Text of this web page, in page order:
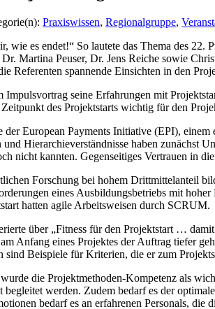
Praxiswissen, Regionalgruppe,
wie es endet!“ So lautete das Thema des
Martina Peuser, Dr. Jens Reiche sowie
Referenten spannende Einsichten in den
seine Erfahrungen mit
des Projektstarts wichtig für den
der European Payments Initiative (EPI),
Hierarchieverständnisse haben zunächst
nicht kannten. Gegenseitiges Vertrauen in
Forschung bei hohem Drittmittelanteil
eines Ausbildungsbetriebs mit
hatten agile Arbeitsweisen durch SCRUM.
über „Fitness für den Projektstart …
Anfang eines Projektes der Auftrag tiefer
Beispiele für Kriterien, die er zum
die Projektmethoden-Kompetenz als
begleitet werden. Zudem bedarf es der
bedarf es an erfahrenen Personals,